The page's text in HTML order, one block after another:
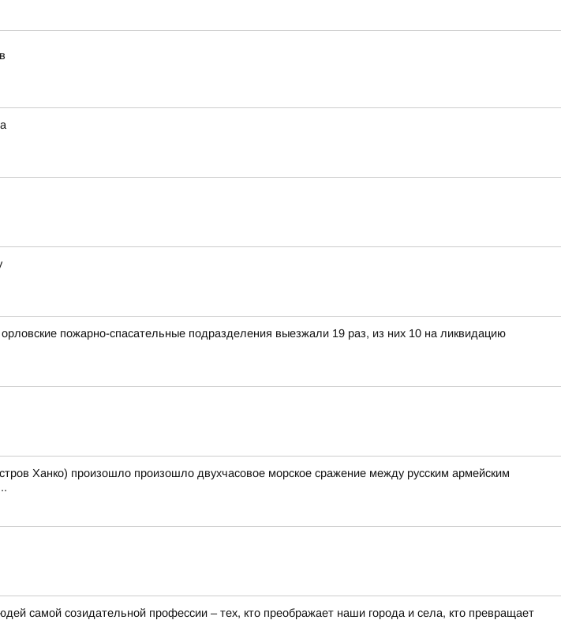
пожарно-спасательные подразделения выезжали 19 раз, из них 10 на ликвидацию
Ханко) произошло произошло двухчасовое морское сражение между русским армейским
самой созидательной профессии – тех, кто преображает наши города и села, кто превращает